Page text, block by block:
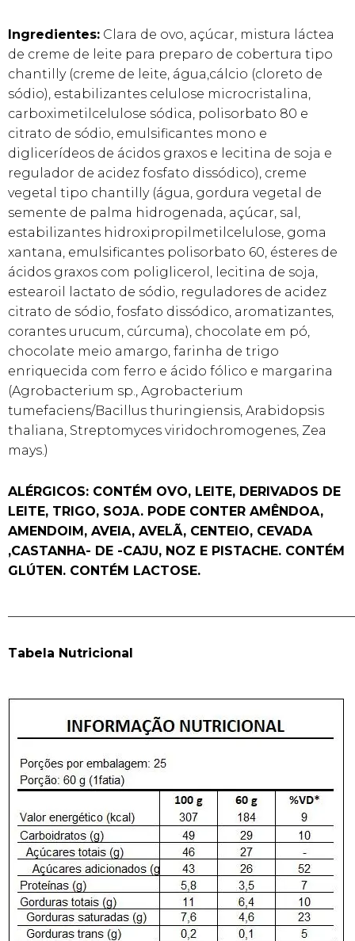
Ingredientes: Clara de ovo, açúcar, mistura láctea
de creme de leite para preparo de cobertura tipo
chantilly (creme de leite, água,cálcio (cloreto de
sódio), estabilizantes celulose microcristalina,
carboximetilcelulose sódica, polisorbato 80 e
citrato de sódio, emulsificantes mono e
diglicerídeos de ácidos graxos e lecitina de soja e
regulador de acidez fosfato dissódico), creme
vegetal tipo chantilly (água, gordura vegetal de
semente de palma hidrogenada, açúcar, sal,
estabilizantes hidroxipropilmetilcelulose, goma
xantana, emulsificantes polisorbato 60, ésteres de
ácidos graxos com poliglicerol, lecitina de soja,
estearoil lactato de sódio, reguladores de acidez
citrato de sódio, fosfato dissódico, aromatizantes,
corantes urucum, cúrcuma), chocolate em pó,
chocolate meio amargo, farinha de trigo
enriquecida com ferro e ácido fólico e margarina
(Agrobacterium sp., Agrobacterium
tumefaciens/Bacillus thuringiensis, Arabidopsis
thaliana, Streptomyces viridochromogenes, Zea
mays.)
ALÉRGICOS: CONTÉM OVO, LEITE, DERIVADOS DE
LEITE, TRIGO, SOJA. PODE CONTER AMÊNDOA,
AMENDOIM, AVEIA, AVELÃ, CENTEIO, CEVADA
,CASTANHA- DE -CAJU, NOZ E PISTACHE. CONTÉM
GLÚTEN. CONTÉM LACTOSE.
Tabela Nutricional